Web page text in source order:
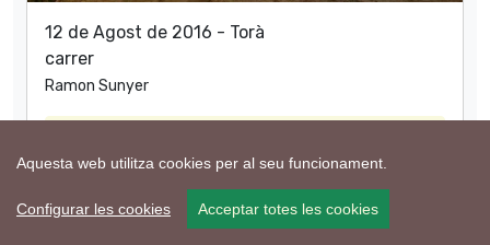
Aquesta web utilitza cookies per al seu funcionament.
Configurar les cookies Acceptar totes les cookies
12 de Agost de 2016 - Torà
carrer
Ramon Sunyer